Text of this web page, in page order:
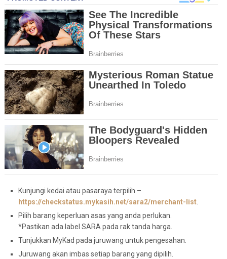
Kunjungi kedai atau pasaraya terpilih –
https://checkstatus.mykasih.net/sara2/merchant-list.
Pilih barang keperluan asas yang anda perlukan.
*Pastikan ada label SARA pada rak tanda harga.
Tunjukkan MyKad pada juruwang untuk pengesahan.
Juruwang akan imbas setiap barang yang dipilih.